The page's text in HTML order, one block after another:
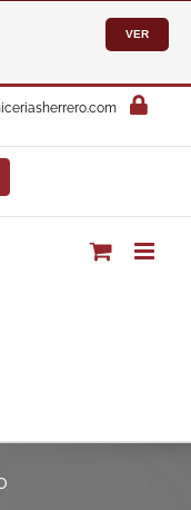
VER